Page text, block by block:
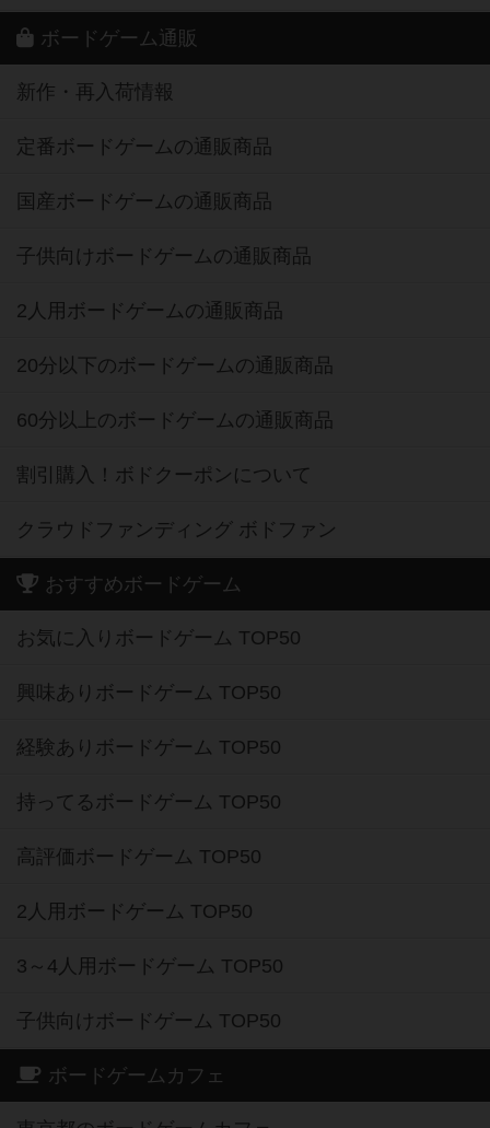
ボードゲーム通販
新作・再入荷情報
定番ボードゲームの通販商品
国産ボードゲームの通販商品
子供向けボードゲームの通販商品
2人用ボードゲームの通販商品
20分以下のボードゲームの通販商品
60分以上のボードゲームの通販商品
割引購入！ボドクーポンについて
クラウドファンディング ボドファン
おすすめボードゲーム
お気に入りボードゲーム TOP50
興味ありボードゲーム TOP50
経験ありボードゲーム TOP50
持ってるボードゲーム TOP50
高評価ボードゲーム TOP50
2人用ボードゲーム TOP50
3～4人用ボードゲーム TOP50
子供向けボードゲーム TOP50
ボードゲームカフェ